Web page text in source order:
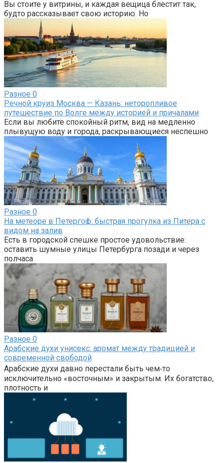
Вы стоите у витрины, и каждая вещица блестит так,
будто рассказывает свою историю. Но
Разное 0
Речной круиз Москва — Казань: неторопливое
путешествие по Волге между историей и причалами
Если вы любите спокойный ритм, вид на медленно
плывущую воду и города, раскрывающиеся неспешно
Разное 0
На метеоре в Петергоф: быстрая прогулка из Питера с
видом на залив
Есть в городской спешке простое удовольствие:
оставить шумные улицы Петербурга позади и через
полчаса
Разное 0
Арабские духи унисекс: аромат между традицией и
современной свободой
Арабские духи давно перестали быть чем‑то
исключительно «восточным» и закрытым. Их богатство,
плотность и